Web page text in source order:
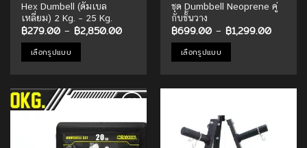
Hex Dumbell (ดัมเบล
เหลี่ยม) 2 Kg. – 25 Kg.
฿279.00 – ฿2,850.00Price
เลือกรูปแบบ
has
multiple
variants.
ชุด Dumbbell Neoprene คู่
กับชั้นวาง
฿699.00 – ฿1,299.00Price
เลือกรูปแบบ
variants.
The
Add to
Wishlist
Add to
Wishlist